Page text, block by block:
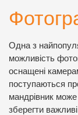
Одна з
можливість
оснащені
поступаються
мандрівник може
зберегти